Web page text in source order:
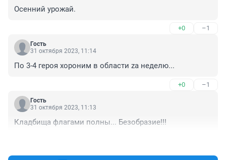
Осенний урожай.
+0 –1
Гость
31 октября 2023, 11:14
По 3-4 героя хороним в области zа неделю...
+0 –1
Гость
31 октября 2023, 11:13
Кладбища флагами полны... Безобразие!!!